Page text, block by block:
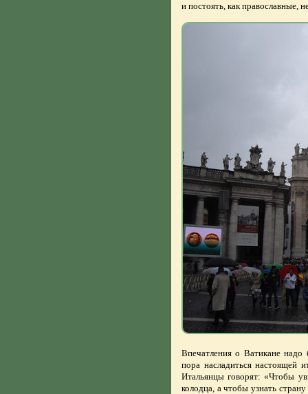
и постоять, как православные,
Впечатления о Ватикане надо
пора насладиться настоящей
Итальянцы говорят: «Чтобы
колодца, а чтобы узнать